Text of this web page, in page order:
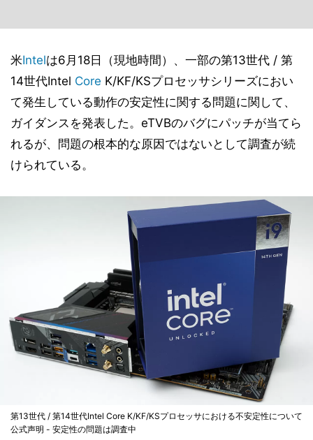
米Intelは6月18日（現地時間）、一部の第13世代 / 第
14世代Intel Core K/KF/KSプロセッサシリーズにおい
て発生している動作の安定性に関する問題に関して、
ガイダンスを発表した。eTVBのバグにパッチが当てら
れるが、問題の根本的な原因ではないとして調査が続
けられている。
第13世代 / 第14世代Intel Core K/KF/KSプロセッサにおける不安定性について
公式声明 - 安定性の問題は調査中